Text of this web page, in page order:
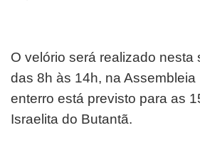
O velório será realizado nesta
das 8h às 14h, na Assembleia
enterro está previsto para as
Israelita do Butantã.